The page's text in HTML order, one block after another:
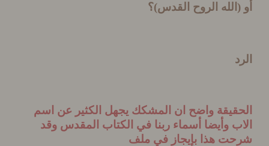
الروح القدس)؟
واضح ان المشكك يجهل الكثير عن اسم
وأيضا أسماء ربنا في الكتاب المقدس وقد
هذا بإيجاز في ملف